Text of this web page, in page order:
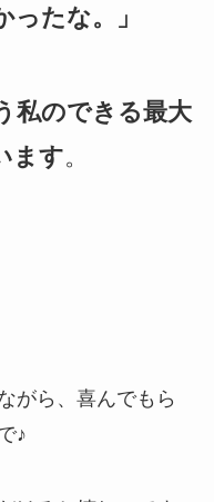
ったな。」
私のできる最大
ます。
がら、喜んでもら
♪